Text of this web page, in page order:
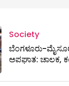
Society
ಬೆಂಗಳೂರು-
ಅಪಘಾತ: ಚಾಲಕ,